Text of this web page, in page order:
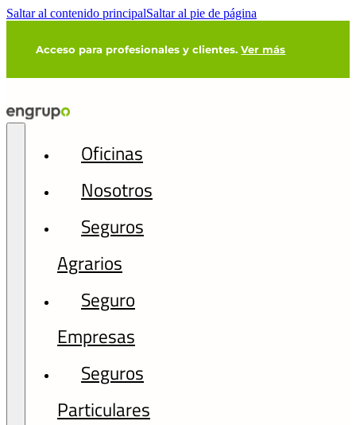
Saltar al contenido principalSaltar al pie de página
Acceso para profesionales y clientes.Ver más
Oficinas
Nosotros
Seguros
Agrarios
Seguro
Empresas
Seguros
Particulares